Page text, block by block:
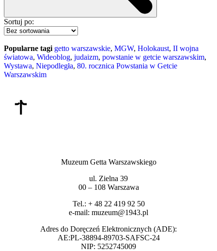
Sortuj po:
Popularne tagi getto warszawskie, MGW, Holokaust, II wojna
światowa, Wideoblog, judaizm, powstanie w getcie warszawskim,
Wystawa, Niepodległa, 80. rocznica Powstania w Getcie
Warszawskim
Muzeum Getta Warszawskiego
ul. Zielna 39
00 – 108 Warszawa
Tel.: + 48 22 419 92 50
e-mail: muzeum@1943.pl
Adres do Doręczeń Elektronicznych (ADE):
AE:PL-38894-89703-SAFSC-24
NIP: 5252745009